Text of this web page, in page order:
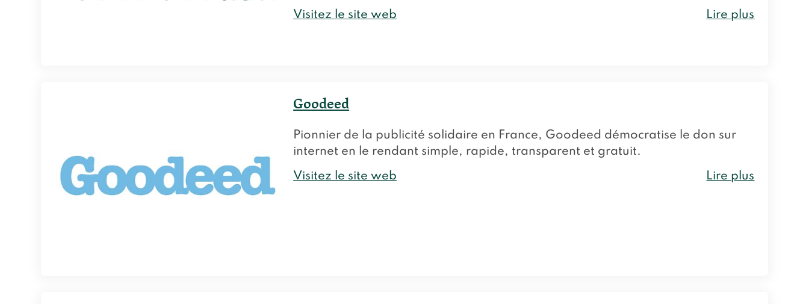
Visitez le site web Lire plus
Goodeed
Pionnier de la publicité solidaire en France, Goodeed démocratise le don sur
internet en le rendant simple, rapide, transparent et gratuit.
Visitez le site web Lire plus